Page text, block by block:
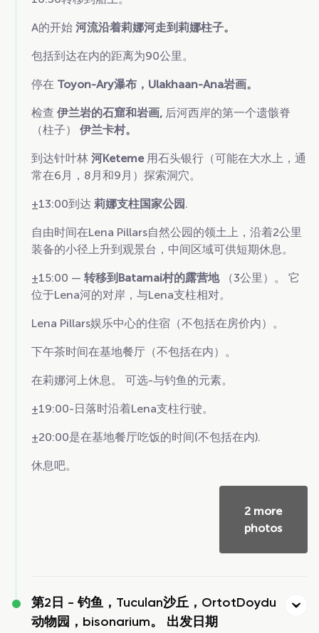
A的开始 河流沿着莉娜河走到莉娜柱子。
包括到达在内的距离为90公里。
停在 Toyon-Ary瀑布，Ulakhaan-Ana岩画。
检查 伊兰岩的石窟和岩画, 后河西岸的第一个遗骸脊
（柱子） 伊兰卡村。
到达针叶林 河Keteme用石头银行（可能在大水上，通
常在6月，8月和9月）探索洞穴。
±13:00到达 莉娜支柱国家公园 .
自由时间在Lena Pillars自然公园的领土上，沿着2公里
装备的小径上升到观景台，中间区域可供短期休息。
±15:00 — 转移到Batamai村的露营地（3公里）。 它
位于Lena河的对岸，与Lena支柱相对。
Lena Pillars娱乐中心的住宿（不包括在房价内）。
下午茶时间在基地餐厅（不包括在内）。
在莉娜河上休息。 可选-与钓鱼的元素。
±19:00-日落时沿着Lena支柱行驶。
±20:00是在基地餐厅吃饭的时间(不包括在内).
休息吧。
2 more
photos
第2日 -钓鱼，Tuculan沙丘，OrtotDoydu
动物园，bisonarium。 出发日期